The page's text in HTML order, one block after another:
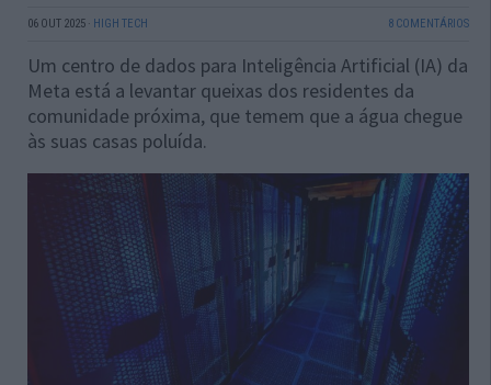
06 OUT 2025 · HIGH TECH 8 COMENTÁRIOS
Um centro de dados para Inteligência Artificial (IA) da
Meta está a levantar queixas dos residentes da
comunidade próxima, que temem que a água chegue
às suas casas poluída.